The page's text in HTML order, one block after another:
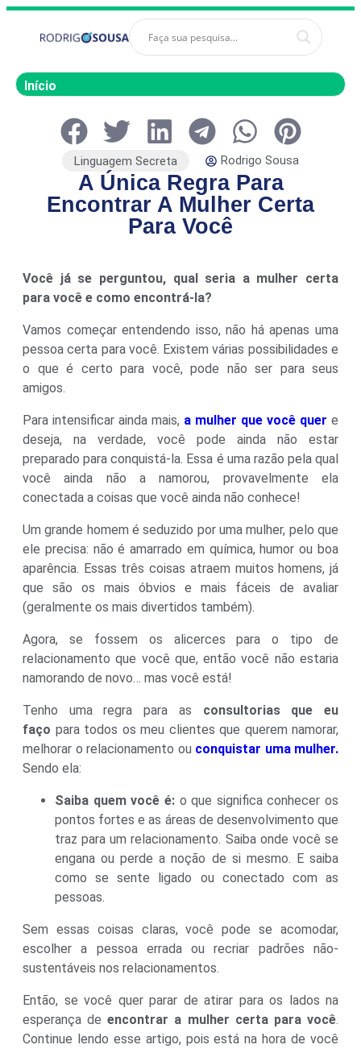
Início
Linguagem Secreta Rodrigo Sousa
A Única Regra Para
Encontrar A Mulher Certa
Para Você
Você já se perguntou, qual seria a mulher certa
para você e como encontrá-la?
Vamos começar entendendo isso, não há apenas uma
pessoa certa para você. Existem várias possibilidades e
o que é certo para você, pode não ser para seus
amigos.
Para intensificar ainda mais, a mulher que você quer e
deseja, na verdade, você pode ainda não estar
preparado para conquistá-la. Essa é uma razão pela qual
você ainda não a namorou, provavelmente ela
conectada a coisas que você ainda não conhece!
Um grande homem é seduzido por uma mulher, pelo que
ele precisa: não é amarrado em química, humor ou boa
aparência. Essas três coisas atraem muitos homens, já
que são os mais óbvios e mais fáceis de avaliar
(geralmente os mais divertidos também).
Agora, se fossem os alicerces para o tipo de
relacionamento que você que, então você não estaria
namorando de novo… mas você está!
Tenho uma regra para as consultorias que eu
faço para todos os meu clientes que querem namorar,
melhorar o relacionamento ou conquistar uma mulher.
Sendo ela:
Saiba quem você é:o que significa conhecer os
pontos fortes e as áreas de desenvolvimento que
traz para um relacionamento. Saiba onde você se
engana ou perde a noção de si mesmo. E saiba
como se sente ligado ou conectado com as
pessoas.
Sem essas coisas claras, você pode se acomodar,
escolher a pessoa errada ou recriar padrões não-
sustentáveis nos relacionamentos.
Então, se você quer parar de atirar para os lados na
esperança deencontrar a mulher certa para você.
Continue lendo esse artigo, pois está na hora de você